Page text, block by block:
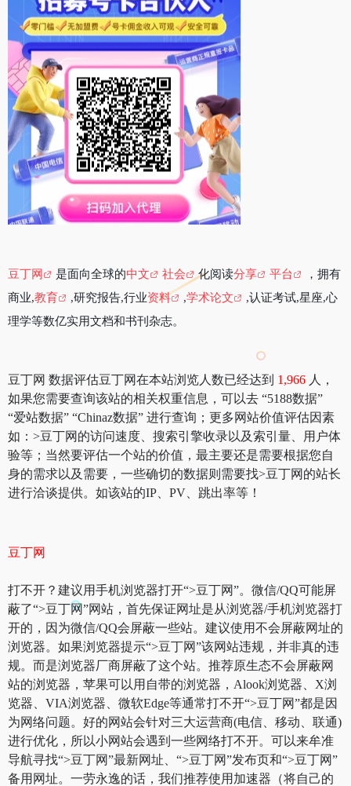
豆丁网 是面向全球的中文 社会 化阅读分享 平台
，拥有
商业,教育 ,研究报告,行业资料 ,学术论文
,认证考试,星座,心
理学等数亿实用文档和书刊杂志。
豆丁网 数据评估豆丁网在本站浏览人数已经达到 1,966 人，
如果您需要查询该站的相关权重信息，可以去 “5188数据”
“爱站数据” “Chinaz数据” 进行查询；更多网站价值评估因素
如：>豆丁网的访问速度、搜索引擎收录以及索引量、用户体
验等；当然要评估一个站的价值，最主要还是需要根据您自
身的需求以及需要，一些确切的数据则需要找>豆丁网的站长
进行洽谈提供。如该站的IP、PV、跳出率等！
豆丁网
打不开？建议用手机浏览器打开“>豆丁网”。微信/QQ可能屏
蔽了“>豆丁网”网站，首先保证网址是从浏览器/手机浏览器打
开的，因为微信/QQ会屏蔽一些站。建议使用不会屏蔽网址的
浏览器。如果浏览器提示“>豆丁网”该网站违规，并非真的违
规。而是浏览器厂商屏蔽了这个站。推荐原生态不会屏蔽网
站的浏览器，苹果可以用自带的浏览器，Alook浏览器、X浏
览器、VIA浏览器、微软Edge等通常打不开“>豆丁网”都是因
为网络问题。好的网站会针对三大运营商(电信、移动、联通)
进行优化，所以小网站会遇到一些网络打不开。可以来牟准
导航寻找“>豆丁网”最新网址、“>豆丁网”发布页和“>豆丁网”
备用网址。一劳永逸的话，我们推荐使用加速器（将自己的